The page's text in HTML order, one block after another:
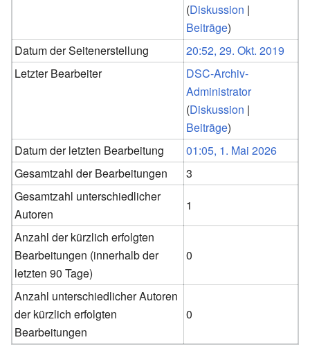
(Diskussion |
Beiträge)
Datum der Seitenerstellung
20:52, 29. Okt. 2019
Letzter Bearbeiter
DSC-Archiv-
Administrator
(Diskussion |
Beiträge)
Datum der letzten Bearbeitung
01:05, 1. Mai 2026
Gesamtzahl der Bearbeitungen
3
Gesamtzahl unterschiedlicher
Autoren
1
Anzahl der kürzlich erfolgten
Bearbeitungen (innerhalb der
letzten 90 Tage)
0
Anzahl unterschiedlicher Autoren
der kürzlich erfolgten
Bearbeitungen
0